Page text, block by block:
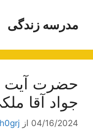
محتوامدرسه زندگی
حضرت آیت
جواد آقا
04/16/2024 از